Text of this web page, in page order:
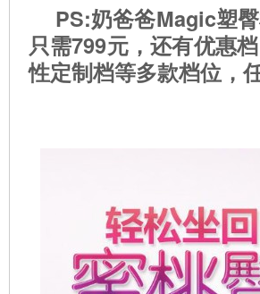
PS:奶爸爸Magic塑
只需799元，还有优惠
性定制档等多款档位，